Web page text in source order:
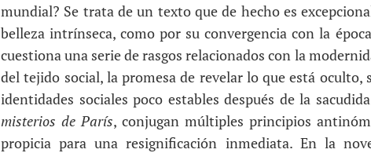
mundial? Se trata de un texto que de hecho es
belleza intrínseca, como por su convergencia con la
cuestiona una serie de rasgos relacionados con la
del tejido social, la promesa de revelar lo que está
identidades sociales poco estables después de la
misterios de París, conjugan múltiples principios
propicia para una resignificación inmediata. En la